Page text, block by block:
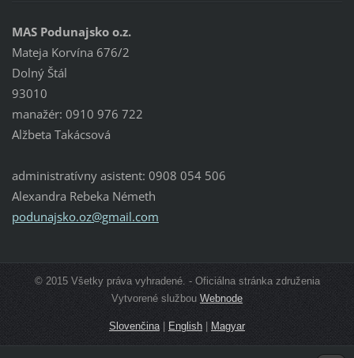
MAS Podunajsko o.z.
Mateja Korvína 676/2
Dolný Štál
93010
manažér: 0910 976 722
Alžbeta Takácsová
administratívny asistent: 0908 054 506
Alexandra Rebeka Németh
podunajsko.oz@gmail.com
© 2015 Všetky práva vyhradené. - Oficiálna stránka združenia
Vytvorené službou Webnode
Slovenčina| English Magyar